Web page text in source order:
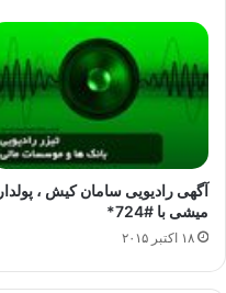
آگهی رادیویی سامان کیش ، پولدار
میشی با #724*
۱۸ اکتبر ۲۰۱۵